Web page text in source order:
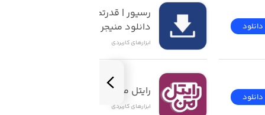
دانلود
دانلود
دانلود منیجر iOS
ابزار‌های کاربردی
رایتل من | My Rightel
ابزار‌های کاربردی